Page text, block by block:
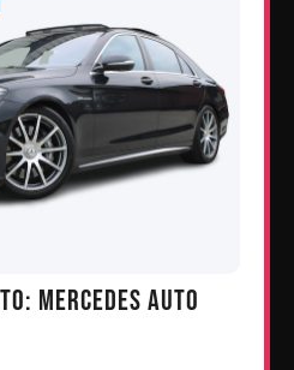
Mercedes auto